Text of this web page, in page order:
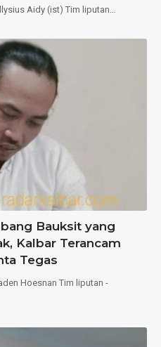
Aidy (ist) Tim liputan…
Bauksit yang
Kalbar Terancam
Tegas
Hoesnan Tim liputan -